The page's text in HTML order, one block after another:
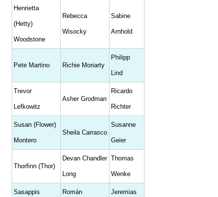
Henrietta
(Hetty)
Woodstone
Rebecca
Wisocky
Sabine
Arnhold
Pete Martino Richie Moriarty
Philipp
Lind
Trevor
Lefkowitz
Asher Grodman
Ricardo
Richter
Susan (Flower)
Montero
Sheila Carrasco
Susanne
Geier
Thorfinn (Thor)
Devan Chandler
Long
Thomas
Wenke
Sasappis Román Jeremias